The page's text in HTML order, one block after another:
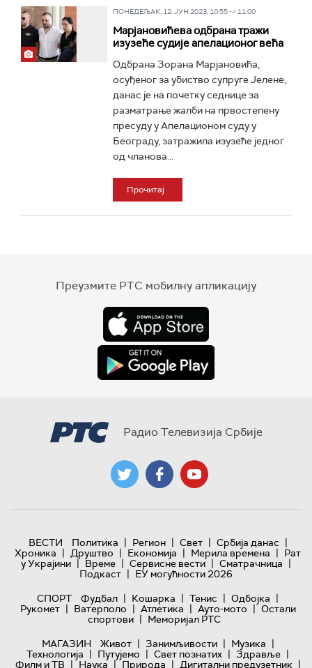
ПОНЕДЕЉАК, 12. ЈУН 2023, 10:55 -> 11:00
Марјановићева одбрана тражи
изузеће судије апелационог већа
Одбрана Зорана Марјановића,
осуђеног за убиство супруге Јелене,
данас је на почетку седнице за
разматрање жалби на првостепену
пресуду у Апелационом суду у
Београду, затражила изузеће једног
од чланова...
Прочитај
Преузмите РТС мобилну апликацију
Радио Телевизија Србије
ВЕСТИ Политика | Регион | Свет | Србија данас |
Хроника | Друштво | Економија | Мерила времена | Рат
у Украјини | Време | Сервисне вести | Сматрачница |
Подкаст | ЕУ могућности 2026
СПОРТ
Фудбал | Кошарка | Тенис | Одбојка |
Рукомет | Ватерполо | Атлетика | Ауто-мото | Остали
спортови | Меморијал РТС
МАГАЗИН
Живот | Занимљивости | Музика |
Технологијa | Путујемо | Свет познатих | Здравље |
Филм и ТВ | Наука | Природа | Дигитални предузетник |